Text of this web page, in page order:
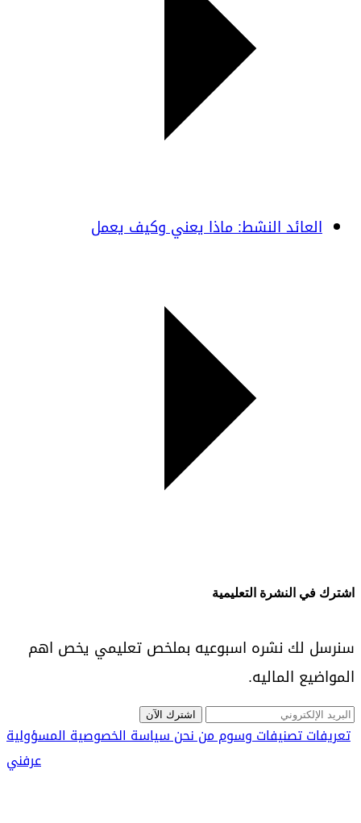
العائد النشط: ماذا يعني وكيف يعمل
اشترك في النشرة التعليمية
سنرسل لك نشره اسبوعيه بملخص تعليمي يخص اهم
المواضيع الماليه.
اشترك الآن
تعريفاتتصنيفاتوسوممن نحنسياسة الخصوصيةالمسؤولية
عرفني